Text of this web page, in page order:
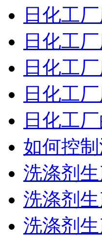
日化工
日化工
日化工
日化工
日化工
如何控
洗涤剂
洗涤剂
洗涤剂